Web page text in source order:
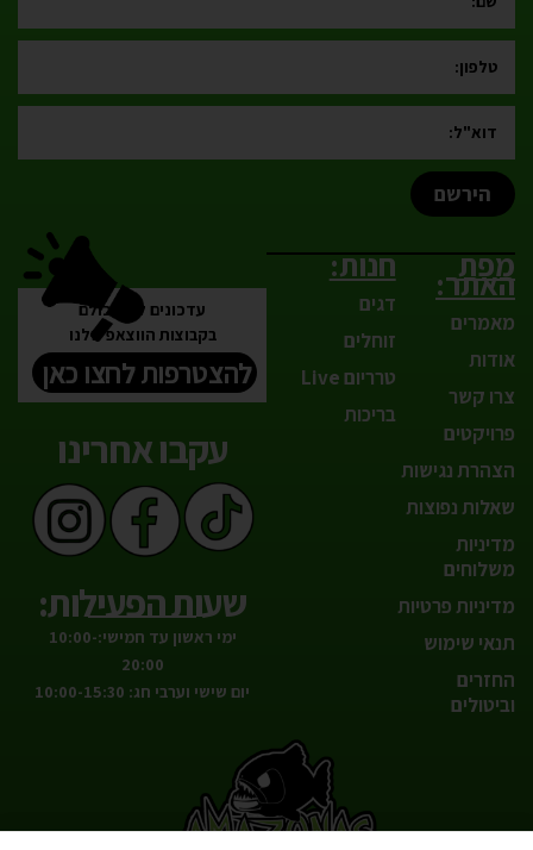
הירשם
מפת
האתר:
מאמרים
אודות
צרו קשר
פרויקטים
הצהרת נגישות
שאלות נפוצות
מדיניות
משלוחים
מדיניות פרטיות
תנאי שימוש
החזרים
וביטולים
חנות:
דגים
זוחלים
טרריום Live
בריכות
עדכונים לפני כולם
בקבוצות הווצאפ שלנו
להצטרפות לחצו כאן
עקבו אחרינו
שעות הפעילות:
ימי ראשון עד חמישי:10:00-
20:00
יום שישי וערבי חג: 10:00-15:30